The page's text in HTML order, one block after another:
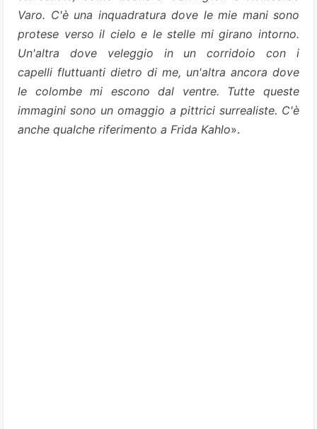
Varo. C'è una inquadratura dove le mie mani sono
protese verso il cielo e le stelle mi girano intorno.
Un'altra dove veleggio in un corridoio con i
capelli fluttuanti dietro di me, un'altra ancora dove
le colombe mi escono dal ventre. Tutte queste
immagini sono un omaggio a pittrici surrealiste. C'è
anche qualche riferimento a Frida Kahlo».